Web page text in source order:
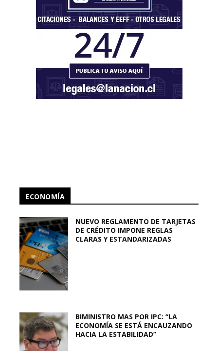
ECONOMÍA
NUEVO REGLAMENTO DE TARJETAS
DE CRÉDITO IMPONE REGLAS
CLARAS Y ESTANDARIZADAS
BIMINISTRO MAS POR IPC: “LA
ECONOMÍA SE ESTÁ ENCAUZANDO
HACIA LA ESTABILIDAD”